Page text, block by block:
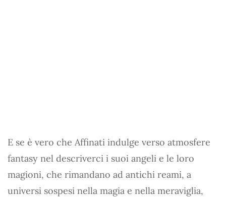
E se è vero che Affinati indulge verso atmosfere
fantasy nel descriverci i suoi angeli e le loro
magioni, che rimandano ad antichi reami, a
universi sospesi nella magia e nella meraviglia,